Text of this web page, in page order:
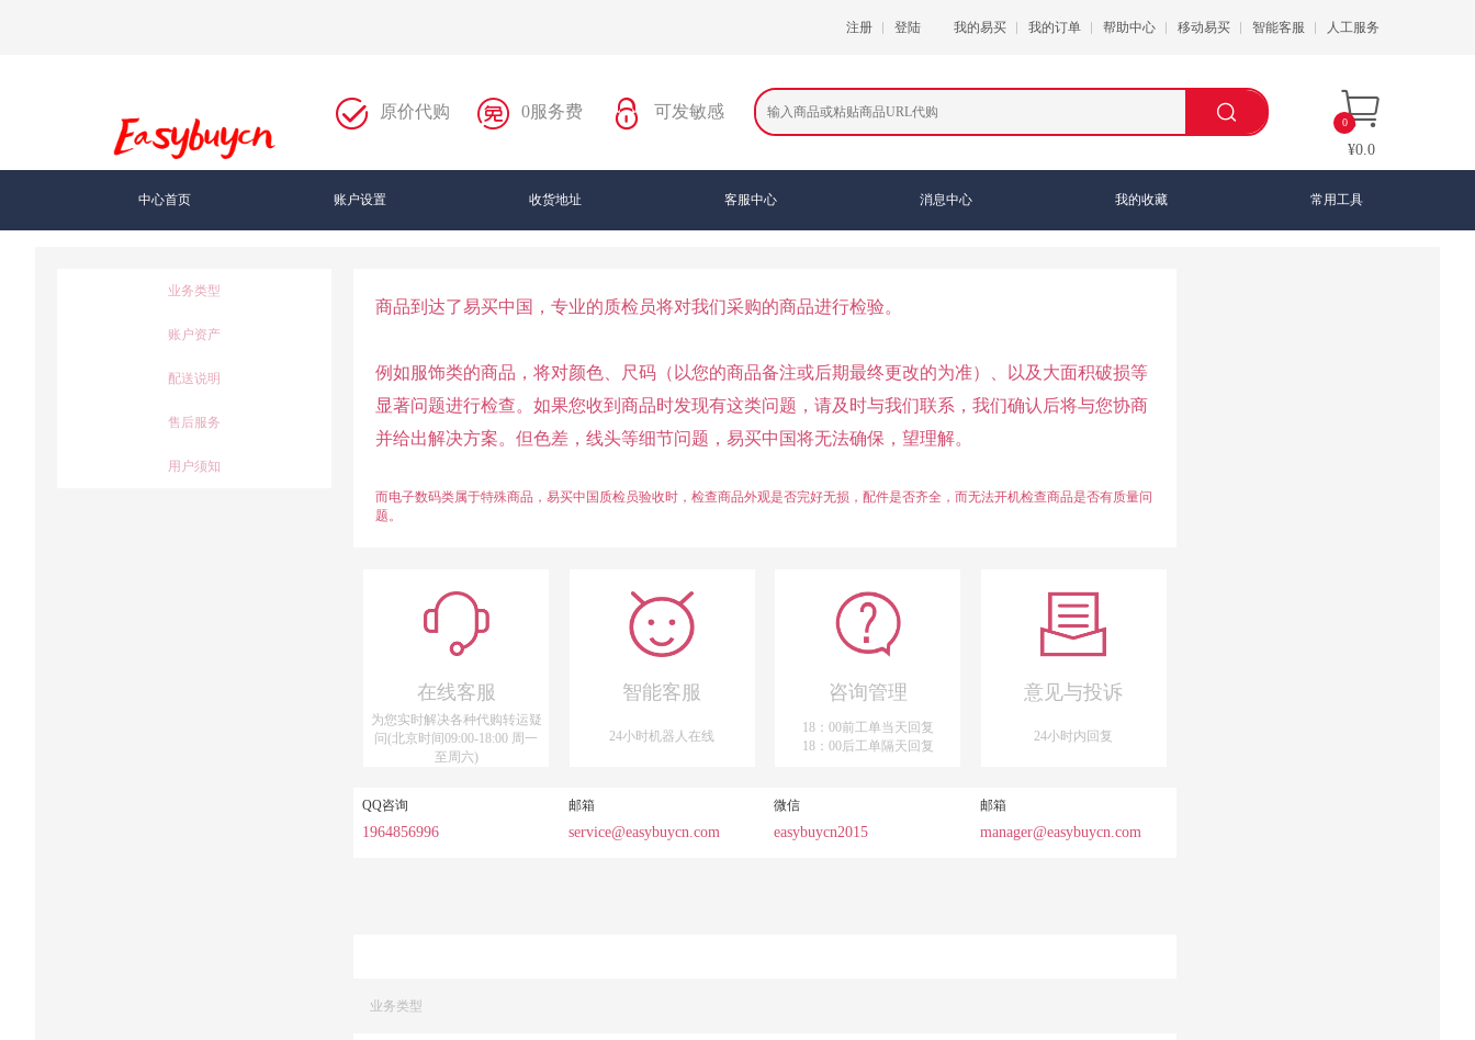
注册 登陆 我的易买 我的订单 帮助中心 移动易买 智能客服 人工服务
原价代购 0服务费 可发敏感
0
¥0.0
中心首页 账户设置 收货地址 客服中心 消息中心 我的收藏 常用工具
业务类型
账户资产
配送说明
售后服务
用户须知
商品到达了易买中国，专业的质检员将对我们采购的商品进行检验。
例如服饰类的商品，将对颜色、尺码（以您的商品备注或后期最终更改的为准）、以及大面积破损等
显著问题进行检查。如果您收到商品时发现有这类问题，请及时与我们联系，我们确认后将与您协商
并给出解决方案。但色差，线头等细节问题，易买中国将无法确保，望理解。
而电子数码类属于特殊商品，易买中国质检员验收时，检查商品外观是否完好无损，配件是否齐全，而无法开机检查商品是否有质量问
题。
在线客服
为您实时解决各种代购转运疑
问(北京时间09:00-18:00 周一
至周六)
智能客服
24小时机器人在线
咨询管理
18：00前工单当天回复
18：00后工单隔天回复
意见与投诉
24小时内回复
QQ咨询
1964856996
邮箱
service@easybuycn.com
微信
easybuycn2015
邮箱
manager@easybuycn.com
业务类型